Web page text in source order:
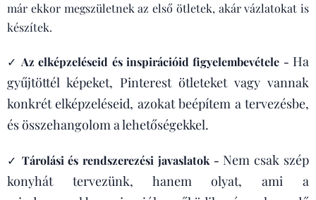
már ekkor megszületnek az első ötletek, akár vázlatokat is
készítek.
✓ Az elképzeléseid és inspirációid figyelembevétele - Ha
gyűjtöttél képeket, Pinterest ötleteket vagy vannak
konkrét elképzeléseid, azokat beépítem a tervezésbe,
és összehangolom a lehetőségekkel.
✓ Tárolási és rendszerezési javaslatok - Nem csak szép
konyhát tervezünk, hanem olyat, ami a